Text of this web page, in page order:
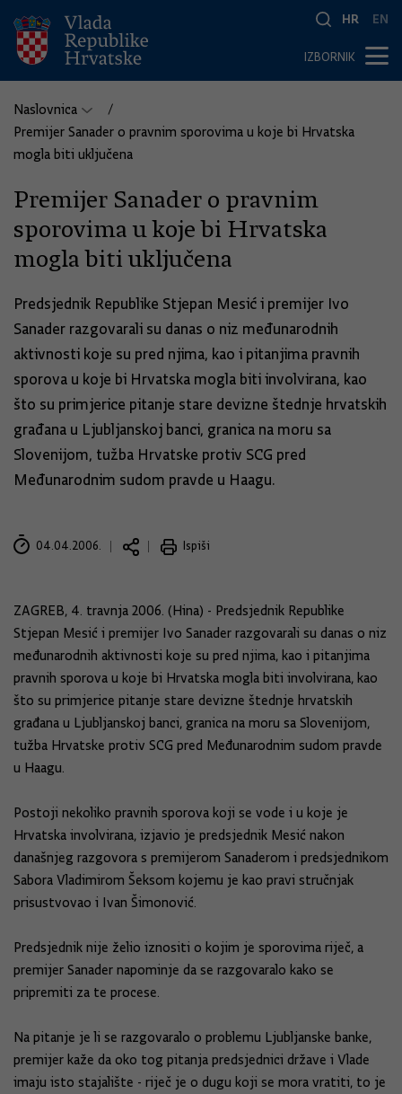
HR EN
IZBORNIK
Naslovnica
Premijer Sanader o pravnim sporovima u koje bi Hrvatska
mogla biti uključena
Premijer Sanader o pravnim
sporovima u koje bi Hrvatska
mogla biti uključena
Predsjednik Republike Stjepan Mesić i premijer Ivo
Sanader razgovarali su danas o niz međunarodnih
aktivnosti koje su pred njima, kao i pitanjima pravnih
sporova u koje bi Hrvatska mogla biti involvirana, kao
što su primjerice pitanje stare devizne štednje hrvatskih
građana u Ljubljanskoj banci, granica na moru sa
Slovenijom, tužba Hrvatske protiv SCG pred
Međunarodnim sudom pravde u Haagu.
04.04.2006. Ispiši
ZAGREB, 4. travnja 2006. (Hina) - Predsjednik Republike
Stjepan Mesić i premijer Ivo Sanader razgovarali su danas o niz
međunarodnih aktivnosti koje su pred njima, kao i pitanjima
pravnih sporova u koje bi Hrvatska mogla biti involvirana, kao
što su primjerice pitanje stare devizne štednje hrvatskih
građana u Ljubljanskoj banci, granica na moru sa Slovenijom,
tužba Hrvatske protiv SCG pred Međunarodnim sudom pravde
u Haagu.
Postoji nekoliko pravnih sporova koji se vode i u koje je
Hrvatska involvirana, izjavio je predsjednik Mesić nakon
današnjeg razgovora s premijerom Sanaderom i predsjednikom
Sabora Vladimirom Šeksom kojemu je kao pravi stručnjak
prisustvovao i Ivan Šimonović.
Predsjednik nije želio iznositi o kojim je sporovima riječ, a
premijer Sanader napominje da se razgovaralo kako se
pripremiti za te procese.
Na pitanje je li se razgovaralo o problemu Ljubljanske banke,
premijer kaže da oko tog pitanja predsjednici države i Vlade
imaju isto stajalište - riječ je o dugu koji se mora vratiti, to je